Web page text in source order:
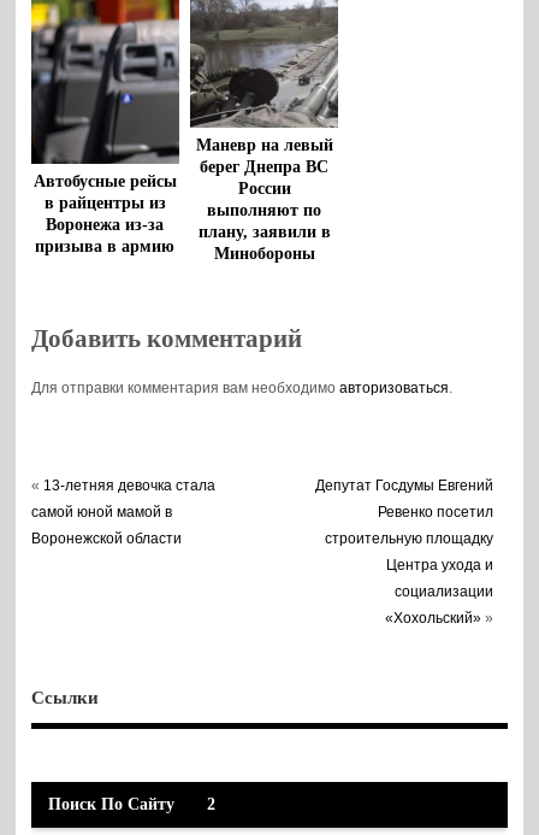
Автобусные рейсы
в райцентры из
Воронежа из-за
призыва в армию
Маневр на левый
берег Днепра ВС
России
выполняют по
плану, заявили в
Минобороны
Добавить комментарий
Для отправки комментария вам необходимоавторизоваться.
« 13-летняя девочка стала
самой юной мамой в
Воронежской области
Депутат Госдумы Евгений
Ревенко посетил
строительную площадку
Центра ухода и
социализации
«Хохольский» »
Ссылки
Поиск По Сайту 2